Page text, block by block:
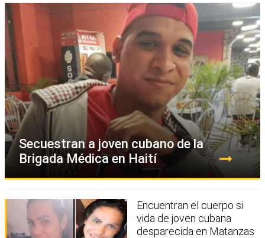
Secuestran a joven cubano de la
Brigada Médica en Haití
Encuentran el cuerpo si
vida de joven cubana
desparecida en Matanzas